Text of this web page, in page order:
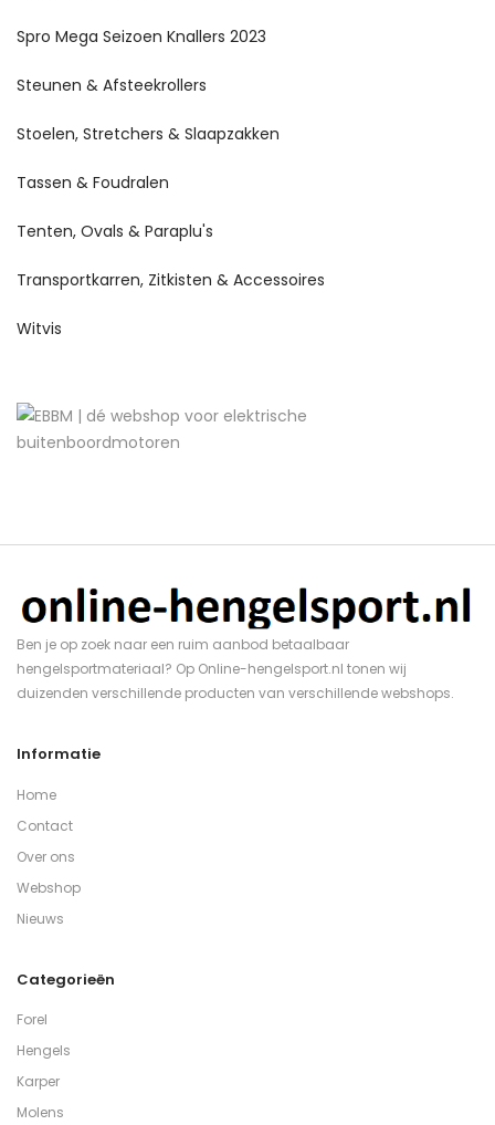
Spro Mega Seizoen Knallers 2023
Steunen & Afsteekrollers
Stoelen, Stretchers & Slaapzakken
Tassen & Foudralen
Tenten, Ovals & Paraplu's
Transportkarren, Zitkisten & Accessoires
Witvis
Ben je op zoek naar een ruim aanbod betaalbaar
hengelsportmateriaal? Op Online-hengelsport.nl tonen wij
duizenden verschillende producten van verschillende webshops.
Informatie
Home
Contact
Over ons
Webshop
Nieuws
Categorieën
Forel
Hengels
Karper
Molens